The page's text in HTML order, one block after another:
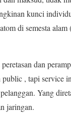
kunci
di semesta alam
dan
, tapi service
Yang
jaringan.